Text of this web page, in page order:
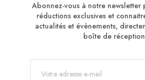
Abonnez-vous à notre newsletter
réductions exclusives et
actualités et évènements,
boîte de